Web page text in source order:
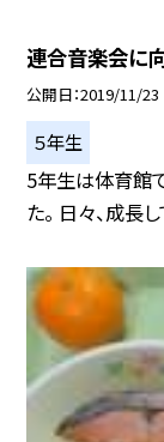
連合音楽会に
公開日 2019/11/23
５年生
5年生は体育館
た。 日々、成長